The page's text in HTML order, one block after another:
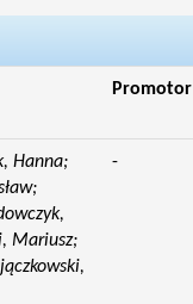
Promotor
Hanna;
Mariusz;
-